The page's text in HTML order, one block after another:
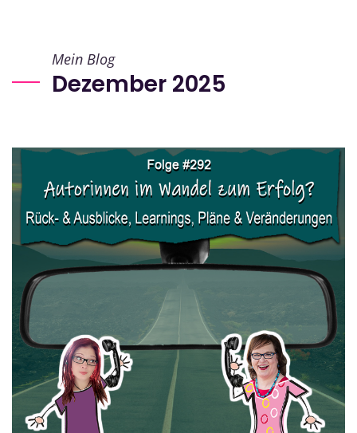
Mein Blog
Dezember 2025